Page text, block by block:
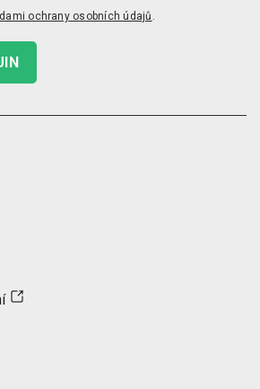
ochrany osobních údajů .